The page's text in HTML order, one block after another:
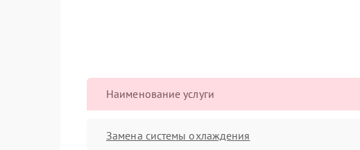
Наименование услуги
Замена системы охлаждения